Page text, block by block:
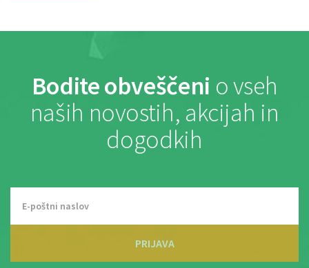
Bodite obveščeni o vseh
naših novostih, akcijah in
dogodkih
PRIJAVA